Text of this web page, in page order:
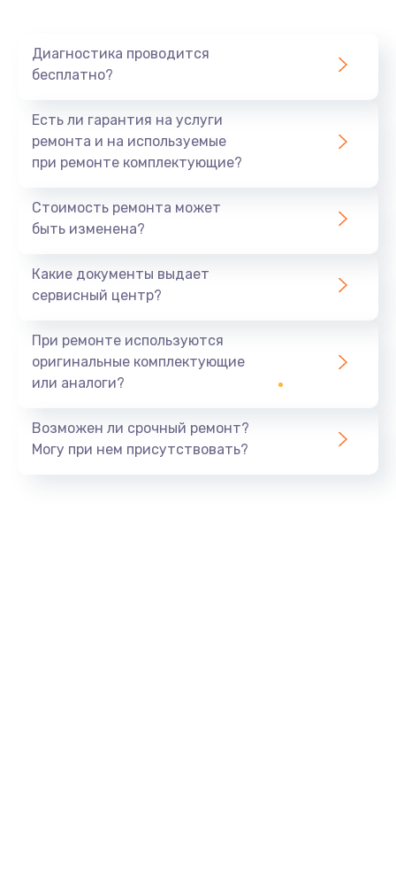
Диагностика проводится
бесплатно?
Есть ли гарантия на услуги
ремонта и на используемые
при ремонте комплектующие?
Стоимость ремонта может
быть изменена?
Какие документы выдает
сервисный центр?
При ремонте используются
оригинальные комплектующие
или аналоги?
Возможен ли срочный ремонт?
Могу при нем присутствовать?